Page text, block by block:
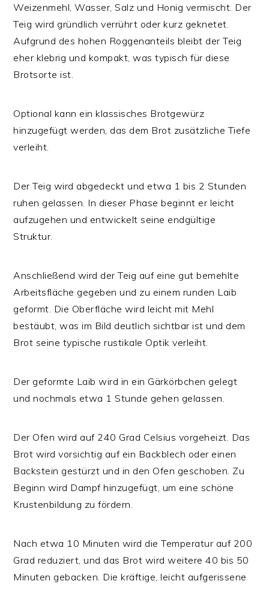
Weizenmehl, Wasser, Salz und Honig vermischt. Der
Teig wird gründlich verrührt oder kurz geknetet.
Aufgrund des hohen Roggenanteils bleibt der Teig
eher klebrig und kompakt, was typisch für diese
Brotsorte ist.
Optional kann ein klassisches Brotgewürz
hinzugefügt werden, das dem Brot zusätzliche Tiefe
verleiht.
Der Teig wird abgedeckt und etwa 1 bis 2 Stunden
ruhen gelassen. In dieser Phase beginnt er leicht
aufzugehen und entwickelt seine endgültige
Struktur.
Anschließend wird der Teig auf eine gut bemehlte
Arbeitsfläche gegeben und zu einem runden Laib
geformt. Die Oberfläche wird leicht mit Mehl
bestäubt, was im Bild deutlich sichtbar ist und dem
Brot seine typische rustikale Optik verleiht.
Der geformte Laib wird in ein Gärkörbchen gelegt
und nochmals etwa 1 Stunde gehen gelassen.
Der Ofen wird auf 240 Grad Celsius vorgeheizt. Das
Brot wird vorsichtig auf ein Backblech oder einen
Backstein gestürzt und in den Ofen geschoben. Zu
Beginn wird Dampf hinzugefügt, um eine schöne
Krustenbildung zu fördern.
Nach etwa 10 Minuten wird die Temperatur auf 200
Grad reduziert, und das Brot wird weitere 40 bis 50
Minuten gebacken. Die kräftige, leicht aufgerissene